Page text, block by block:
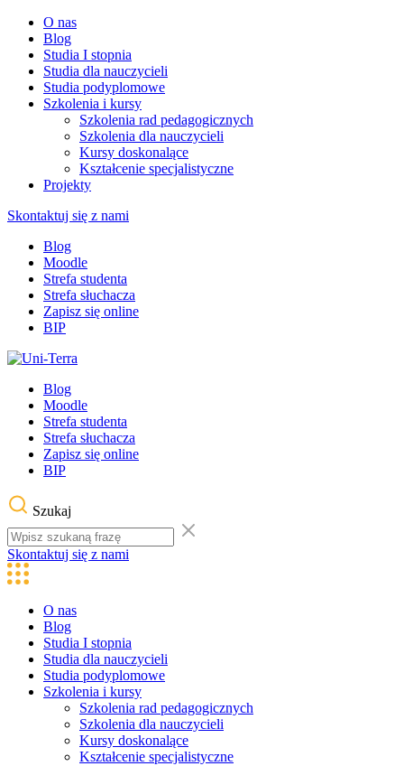
O nas
Blog
Studia I stopnia
Studia dla nauczycieli
Studia podyplomowe
Szkolenia i kursy
Szkolenia rad pedagogicznych
Szkolenia dla nauczycieli
Kursy doskonalące
Kształcenie specjalistyczne
Projekty
Skontaktuj się z nami
Blog
Moodle
Strefa studenta
Strefa słuchacza
Zapisz się online
BIP
Blog
Moodle
Strefa studenta
Strefa słuchacza
Zapisz się online
BIP
Szukaj
Skontaktuj się z nami
O nas
Blog
Studia I stopnia
Studia dla nauczycieli
Studia podyplomowe
Szkolenia i kursy
Szkolenia rad pedagogicznych
Szkolenia dla nauczycieli
Kursy doskonalące
Kształcenie specjalistyczne